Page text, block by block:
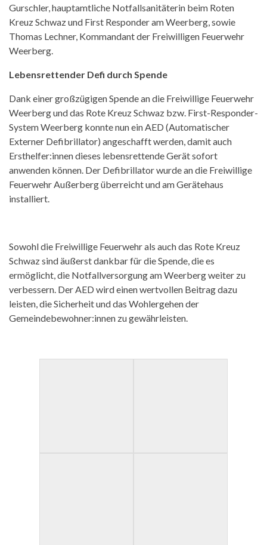
Gurschler, hauptamtliche Notfallsanitäterin beim Roten
Kreuz Schwaz und First Responder am Weerberg, sowie
Thomas Lechner, Kommandant der Freiwilligen Feuerwehr
Weerberg.
Lebensrettender Defi durch Spende
Dank einer großzügigen Spende an die Freiwillige Feuerwehr
Weerberg und das Rote Kreuz Schwaz bzw. First-Responder-
System Weerberg konnte nun ein AED (Automatischer
Externer Defibrillator) angeschafft werden, damit auch
Ersthelfer:innen dieses lebensrettende Gerät sofort
anwenden können. Der Defibrillator wurde an die Freiwillige
Feuerwehr Außerberg überreicht und am Gerätehaus
installiert.
Sowohl die Freiwillige Feuerwehr als auch das Rote Kreuz
Schwaz sind äußerst dankbar für die Spende, die es
ermöglicht, die Notfallversorgung am Weerberg weiter zu
verbessern. Der AED wird einen wertvollen Beitrag dazu
leisten, die Sicherheit und das Wohlergehen der
Gemeindebewohner:innen zu gewährleisten.